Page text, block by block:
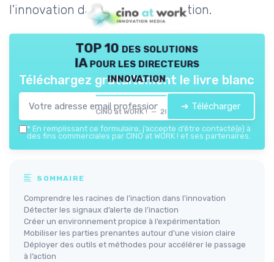
l'innovation dans votre organisation.
TOP 10 des solutions
IA pour les directeurs
innovation
CINO at WORK ! — 2026
Téléchargez gratuitement le livre blanc
➔ Télécharger
* En remplissant ce formulaire, j’accepte d’être contacté(e) à
des fins commerciales par CINO at WORK ! et ses partenaires.
SOMMAIRE
Comprendre les racines de l'inaction dans l'innovation
Détecter les signaux d’alerte de l’inaction
Créer un environnement propice à l’expérimentation
Mobiliser les parties prenantes autour d’une vision claire
Déployer des outils et méthodes pour accélérer le passage
à l’action